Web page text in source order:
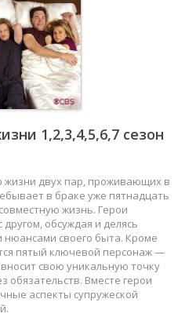
1,2,3,4,5,6,7 сезон
жизни двух пар, проживающих в
в браке уже пятнадцать
жизнь. Герои
обсуждая и делясь
своего быта. Кроме
пятый ключевой персонаж —
свою уникальную точку
обязательств. Вместе герои
аспекты супружеской